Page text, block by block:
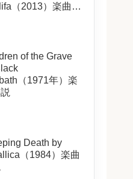
（2013）楽曲解
of the Grave
（1971年）楽
Death by
（1984）楽曲